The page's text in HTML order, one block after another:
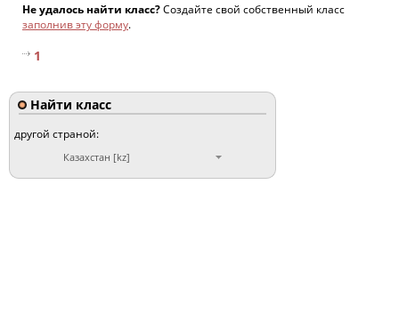
Не удалось найти класс?Создайте свой собственный класс
заполнив эту форму.
1
Найти класс
другой страной:
Казахстан [kz]